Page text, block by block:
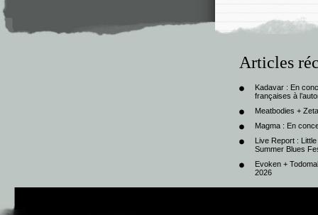
Articles
Kadavar : En
françaises à
Meatbodies +
Magma : En
Live Report :
Summer Blues
Evoken +
2026